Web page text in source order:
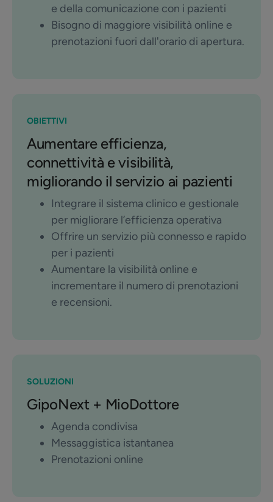
e della comunicazione con i pazienti
Bisogno di maggiore visibilità online e
prenotazioni fuori dall'orario di apertura.
OBIETTIVI
Aumentare efficienza,
connettività e visibilità,
migliorando il servizio ai pazienti
Integrare il sistema clinico e gestionale
per migliorare l’efficienza operativa
Offrire un servizio più connesso e rapido
per i pazienti
Aumentare la visibilità online e
incrementare il numero di prenotazioni
e recensioni.
SOLUZIONI
GipoNext + MioDottore
Agenda condivisa
Messaggistica istantanea
Prenotazioni online